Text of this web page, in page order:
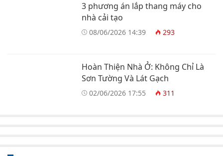
3 phương án lắp thang máy cho
nhà cải tạo
08/06/2026 14:39 293
Hoàn Thiện Nhà Ở: Không Chỉ Là
Sơn Tường Và Lát Gạch
02/06/2026 17:55 311